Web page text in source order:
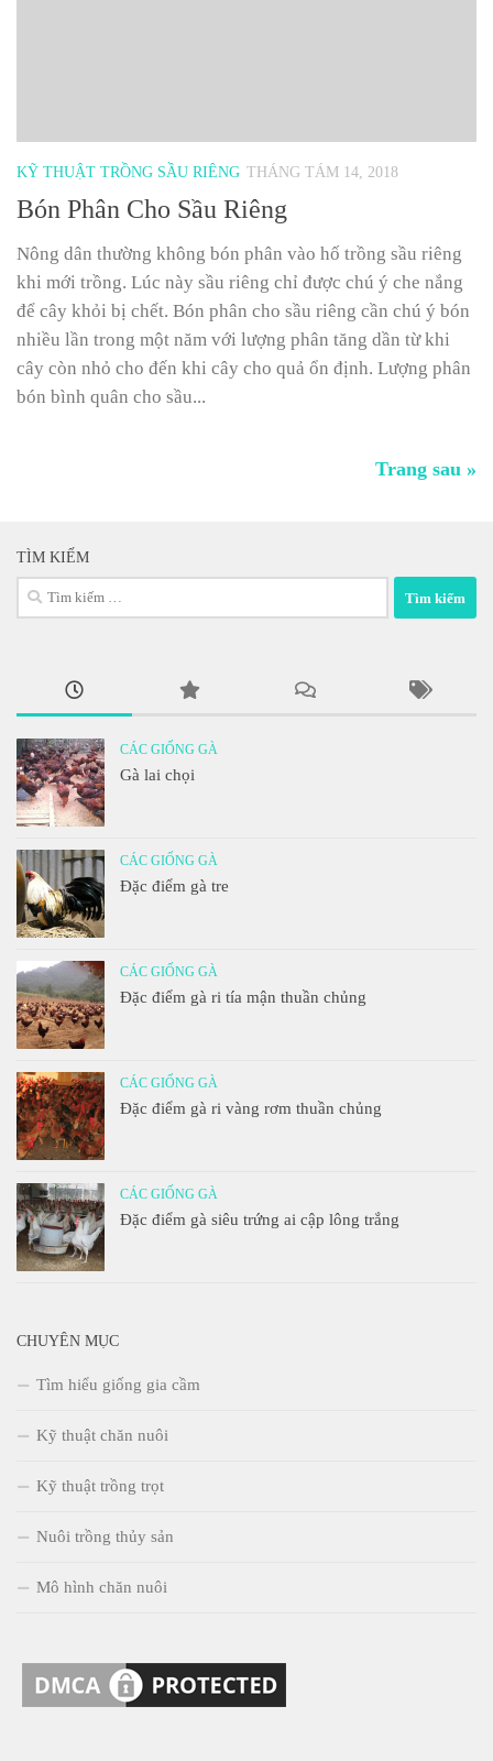
KỸ THUẬT TRỒNG SẦU RIÊNG THÁNG TÁM 14, 2018
Bón Phân Cho Sầu Riêng
Nông dân thường không bón phân vào hố trồng sầu riêng
khi mới trồng. Lúc này sầu riêng chỉ được chú ý che nắng
để cây khỏi bị chết. Bón phân cho sầu riêng cần chú ý bón
nhiều lần trong một năm với lượng phân tăng dần từ khi
cây còn nhỏ cho đến khi cây cho quả ổn định. Lượng phân
bón bình quân cho sầu...
Trang sau »
TÌM KIẾM
Tìm
kiếm
CÁC GIỐNG GÀ
Gà lai chọi
CÁC GIỐNG GÀ
Đặc điểm gà tre
CÁC GIỐNG GÀ
Đặc điểm gà ri tía mận thuần chủng
CÁC GIỐNG GÀ
Đặc điểm gà ri vàng rơm thuần chủng
CÁC GIỐNG GÀ
Đặc điểm gà siêu trứng ai cập lông trắng
CHUYÊN MỤC
Tìm hiểu giống gia cầm
Kỹ thuật chăn nuôi
Kỹ thuật trồng trọt
Nuôi trồng thủy sản
Mô hình chăn nuôi